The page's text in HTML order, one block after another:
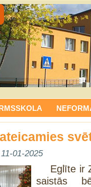
11-01-2025
Eglīte ir
saistās